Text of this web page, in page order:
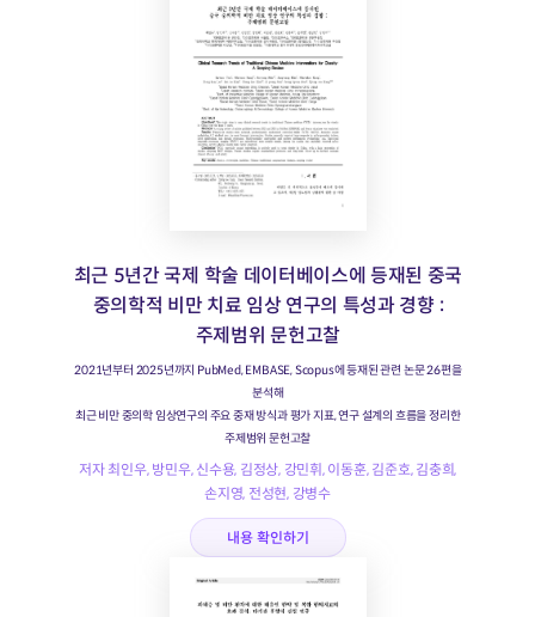
최근 5년간 국제 학술 데이터베이스에 등재된 중국
중의학적 비만 치료 임상 연구의 특성과 경향 :
주제범위 문헌고찰
2021년부터 2025년까지 PubMed, EMBASE, Scopus에 등재된 관련 논문 26편을
분석해
최근 비만 중의학 임상연구의 주요 중재 방식과 평가 지표, 연구 설계의 흐름을 정리한
주제범위 문헌고찰
저자 최인우, 방민우, 신수용, 김정상, 강민휘, 이동훈, 김준호, 김충희,
손지영, 전성현, 강병수
내용 확인하기